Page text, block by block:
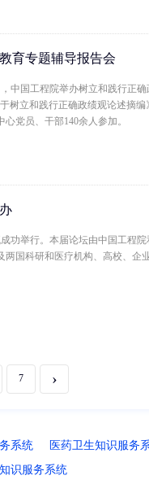
育专题辅导报告会
中国工程院举办树立和践行正
树立和践行正确政绩观论述摘
党员、干部140余人参加。
功举行。本届论坛由中国工程
国科研和医疗机构、高校、企
7 ›
系统 医药卫生知识服务
识服务系统